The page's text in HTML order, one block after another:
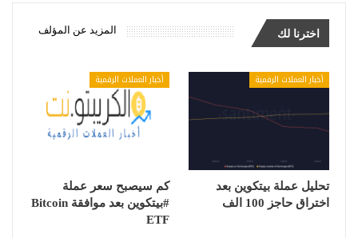
اخترنا لك المزيد عن المؤلف
أخبار العملات الرقمية
تحليل عملة بيتكوين بعد
اختراق حاجز 100 الف
أخبار العملات الرقمية
كم سيصبح سعر عملة
#بيتكوين بعد موافقة Bitcoin
ETF